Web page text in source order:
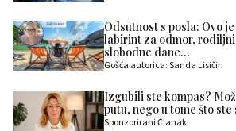
Odsutnost s posla: Ovo
labirint za odmor,
slobodne dane…
Gošća autorica: Sanda Lisičin
Izgubili ste kompas?
putu, nego u tome što
Sponzorirani Članak